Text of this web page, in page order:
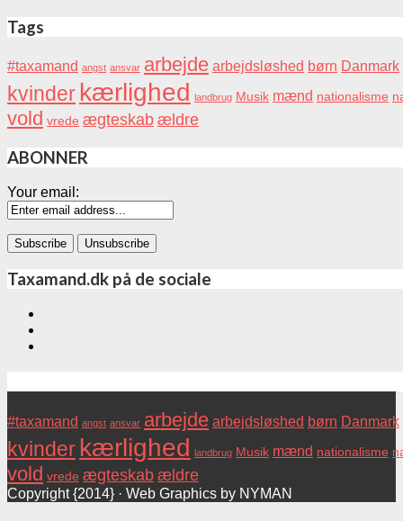
Tags
#taxamand angst ansvar arbejde arbejdsløshed børn Danmark
kvinder kærlighed landbrug Musik mænd nationalisme
vold vrede ægteskabældre
ABONNER
Your email:
Taxamand.dk på de sociale
#taxamand angst ansvar arbejde arbejdsløshed børn Danmark
kvinder kærlighed landbrug Musik mænd nationalisme
vold vrede ægteskabældre
Copyright {2014} · Web Graphics by NYMAN